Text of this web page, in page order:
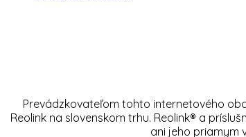
Prevádzkovateľom tohto internetového
Reolink na slovenskom trhu. Reolink® a
ani jeho priamym